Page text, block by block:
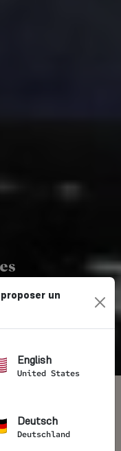
un
English
United States
Deutsch
Deutschland